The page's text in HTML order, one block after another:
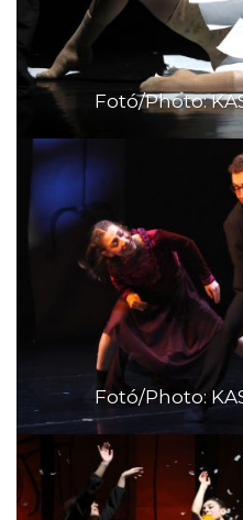
Fotó/Photo:
Fotó/Photo: